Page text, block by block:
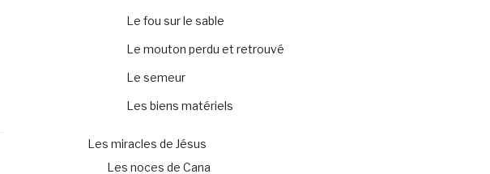
Le fou sur le sable
Le mouton perdu et retrouvé
Le semeur
Les biens matériels
Les miracles de Jésus
Les noces de Cana